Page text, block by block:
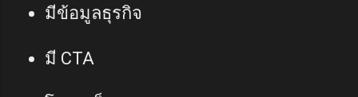
มีข้อมูลธุรกิจ
มี CTA